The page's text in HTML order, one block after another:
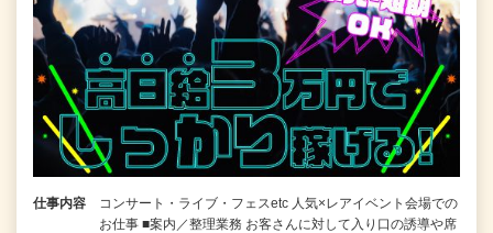
仕事内容
コンサート・ライブ・フェスetc 人気×レアイベント会場での
お仕事 ■案内／整理業務 お客さんに対して入り口の誘導や席